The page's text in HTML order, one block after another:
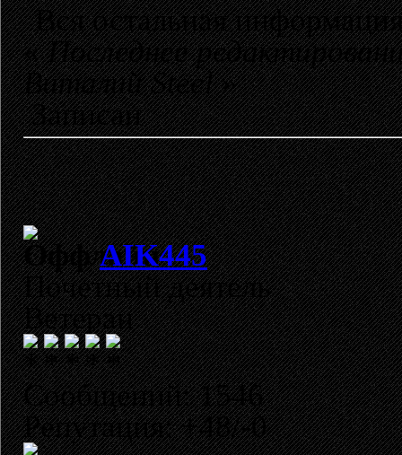
Вся остальная
«Последнее
Виталий Steel»
Записан
AIK445
Почетный деятель
Ветеран
Сообщений: 1546
Репутация: +48/-0